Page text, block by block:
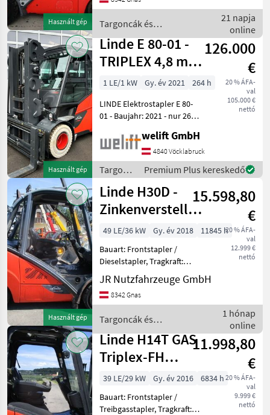
Használt gép
Bereifung hinten:
Vollgummi
Targoncák és
raktártechnika / Linde
21 napja
online
Használt gép
Linde E 80-01 -
TRIPLEX 4,8 m -
SS - ZVG - 264
Bts. !!
126.000
€
20 % ÁFA-
val
105.000 €
nettó
1 LE/1 kW Gy. év 2021
264 h
LINDE Elektrostapler E 80-
01 - Baujahr: 2021 - nur 264
8000 kg / 600 mm
Lastschwerpunkt Hubmast:
TRIPLEX-Freihub Hubhöhe:
4705 mm
welift GmbH
4840 Vöcklabruck
Targoncák
és
raktártechnika
/ Linde
Premium Plus kereskedő
Használt gép
Linde H30D -
Zinkenversteller
+ Seitenschieber
+ Duple
15.598,80
€
20 % ÁFA-
val
12.999 €
nettó
49 LE/36 kW Gy. év 2018
11845 h
Bauart: Frontstapler /
Dieselstapler, Tragkraft:
3000kg, Hubhöhe: 3650mm,
Bauhöhe: 2470mm,
Bereifung vorne: Vollgummi
Bereifung hinten:
Vollgummi
JR Nutzfahrzeuge GmbH
8342 Gnas
Targoncák és
raktártechnika / Linde
1 hónap
online
Linde H14T GAS
Triplex-FH
4,60m +
Seitenschieber
11.998,80
€
20 % ÁFA-
val
9.999 €
nettó
39 LE/29 kW Gy. év 2016
6834 h
Bauart: Frontstapler /
Treibgasstapler, Tragkraft: